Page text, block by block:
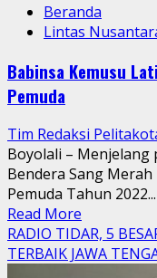
Beranda
Lintas
Babinsa Kemusu
Pemuda
Tim Redaksi
Boyolali – Menjelang
Bendera Sang
Pemuda Tahun 2022...
Read More
more
about
RADIO TIDAR, 5
TERBAIK JAWA